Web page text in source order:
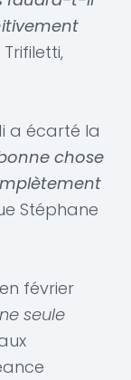
a écarté la
chose
Stéphane
février
seule